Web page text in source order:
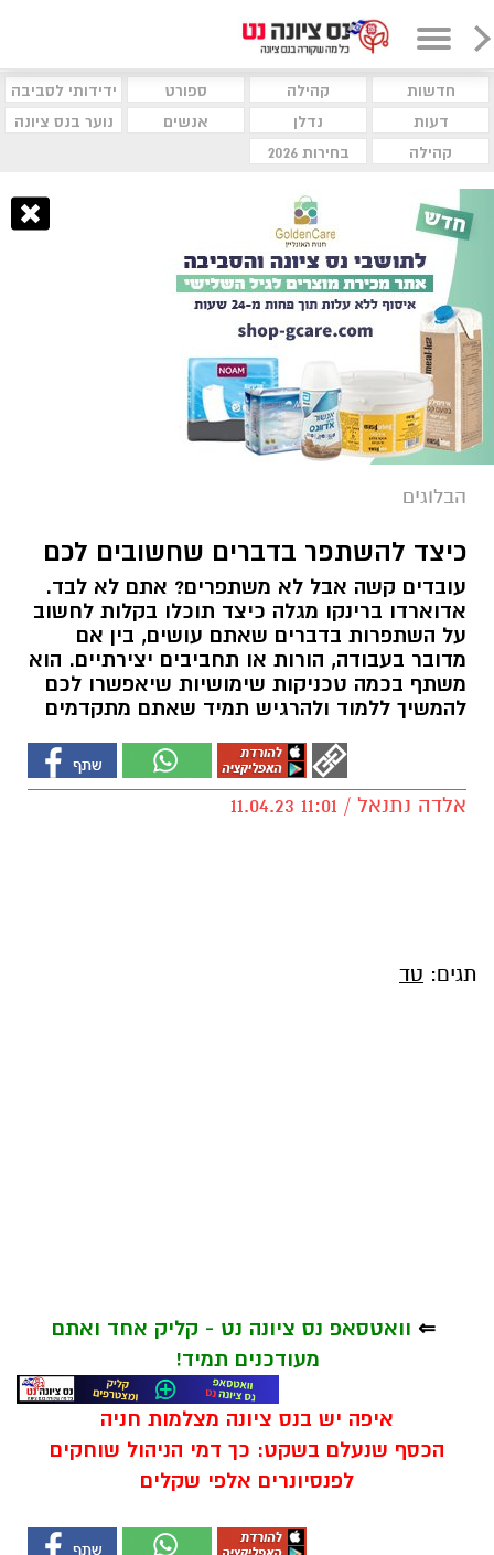
חדשות קהילה ספורט
ידידותי לסביבה
דעות
נדלן אנשים
נוער בנס ציונה
קהילה
בחירות 2026
הבלוגים
כיצד להשתפר בדברים שחשובים לכם
עובדים קשה אבל לא משתפרים? אתם לא לבד.
אדוארדו ברינקו מגלה כיצד תוכלו בקלות לחשוב
על השתפרות בדברים שאתם עושים, בין אם
מדובר בעבודה, הורות או תחביבים יצירתיים. הוא
משתף בכמה טכניקות שימושיות שיאפשרו לכם
להמשיך ללמוד ולהרגיש תמיד שאתם מתקדמים
אלדה נתנאל / 11:01 11.04.23
תגים: טד
⇐ וואטסאפ נס ציונה נט - קליק אחד ואתם
מעודכנים תמיד!
איפה יש בנס ציונה מצלמות חניה
הכסף שנעלם בשקט: כך דמי הניהול שוחקים
לפנסיונרים אלפי שקלים